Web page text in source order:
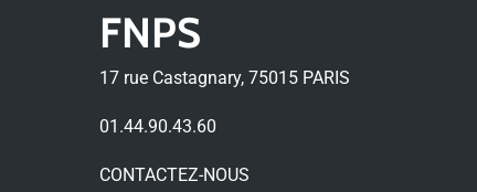
FNPS
17 rue Castagnary, 75015 PARIS
01.44.90.43.60
CONTACTEZ-NOUS